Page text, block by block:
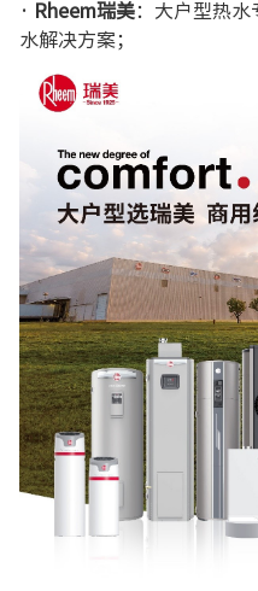
· Rheem瑞美：大户型热
水解决方案；